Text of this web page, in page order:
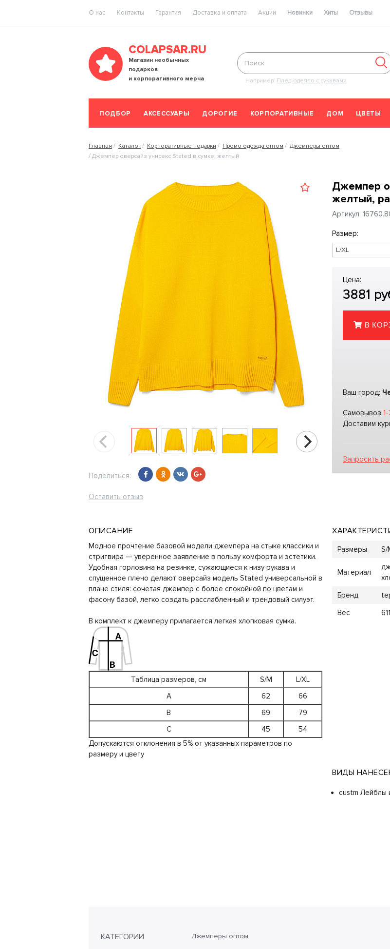
O нас Контакты Гарантия Доставка и оплата Акции Новинки Хиты Отзывы
COLAPSAR.RU
Магазин необычных
подарков
и корпоративного мерча
Например: Плед-одеяло с рукавами
ПОДБОР АКСЕССУАРЫ ДОРОГИЕ КОРПОРАТИВНЫЕ ДОМ ЦВЕТЫ
Главная Каталог Корпоративные подарки Промо одежда оптом
Джемперы оптом
Джемпер оверсайз унисекс Stated в сумке, желтый
Поделиться:
Оставить отзыв
Джемпер
желтый,
Артикул:
Размер:
Цена:
3881
В
Ваш город:
Самовывоз
Доставим
Запросить
ОПИСАНИЕ
Модное прочтение базовой модели джемпера на стыке классики и
стритвира — уверенное заявление в пользу комфорта и эстетики.
Удобная горловина на резинке, сужающиеся к низу рукава и
спущенное плечо делают оверсайз модель Stated универсальной в
плане стиля: сочетая джемпер с более спокойной по цветам и
фасону базой, легко создать расслабленный и трендовый силуэт.
В комплект к джемперу прилагается легкая хлопковая сумка.
Таблица размеров, см S/M
L/XL
A
62
66
B
69
79
C
45
54
Допускаются отклонения в 5% от указанных параметров по
размеру и цвету
Размеры S/
Материал
Бренд
Вес
ВИДЫ
custm Лейблы
КАТЕГОРИИ Джемперы оптом